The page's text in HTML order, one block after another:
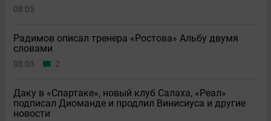
08:05
Радимов описал тренера «Ростова» Альбу двумя
словами
08:03 2
Даку в «Спартаке», новый клуб Салаха, «Реал»
подписал Диоманде и продлил Винисиуса и другие
новости